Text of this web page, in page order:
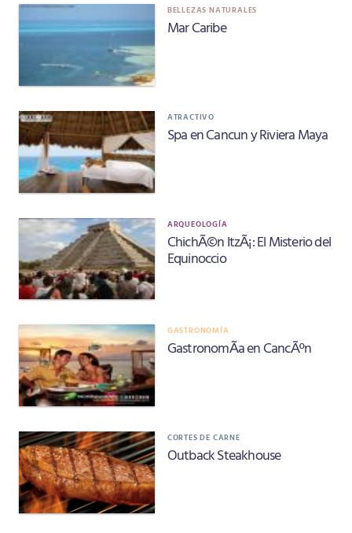
BELLEZAS NATURALES
Mar Caribe
ATRACTIVO
Spa en Cancun y Riviera Maya
ARQUEOLOGÍA
ChichÃ©n ItzÃ¡: El Misterio del
Equinoccio
GASTRONOMÍA
GastronomÃ­a en CancÃºn
CORTES DE CARNE
Outback Steakhouse